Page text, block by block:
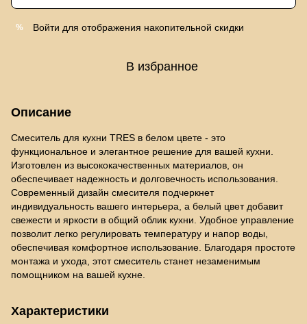
% Войти для отображения накопительной скидки
В избранное
Описание
Смеситель для кухни TRES в белом цвете - это
функциональное и элегантное решение для вашей кухни.
Изготовлен из высококачественных материалов, он
обеспечивает надежность и долговечность использования.
Современный дизайн смесителя подчеркнет
индивидуальность вашего интерьера, а белый цвет добавит
свежести и яркости в общий облик кухни. Удобное управление
позволит легко регулировать температуру и напор воды,
обеспечивая комфортное использование. Благодаря простоте
монтажа и ухода, этот смеситель станет незаменимым
помощником на вашей кухне.
Характеристики